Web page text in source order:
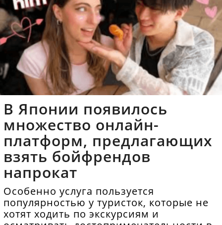
В Японии появилось
множество онлайн-
платформ, предлагающих
взять бойфрендов
напрокат
Особенно услуга пользуется
популярностью у туристок, которые не
хотят ходить по экскурсиям и